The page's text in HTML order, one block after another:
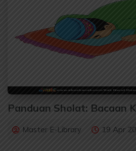
Panduan Sholat: Bacaan
Master E-Library 19 Apr